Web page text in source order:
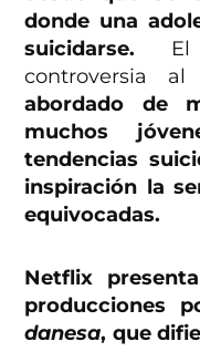
donde una
suicidarse. El
controversia
abordado de
muchos
tendencias
inspiración la
equivocadas.
Netflix
producciones
danesa, que